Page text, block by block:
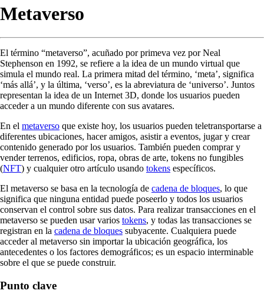
Metaverso
El término “metaverso”, acuñado por primeva vez por Neal
Stephenson en 1992, se refiere a la idea de un mundo virtual que
simula el mundo real. La primera mitad del término, ‘meta’, significa
‘más allá’, y la última, ‘verso’, es la abreviatura de ‘universo’. Juntos
representan la idea de un Internet 3D, donde los usuarios pueden
acceder a un mundo diferente con sus avatares.
En el metaverso que existe hoy, los usuarios pueden teletransportarse a
diferentes ubicaciones, hacer amigos, asistir a eventos, jugar y crear
contenido generado por los usuarios. También pueden comprar y
vender terrenos, edificios, ropa, obras de arte, tokens no fungibles
(NFT) y cualquier otro artículo usando tokens específicos.
El metaverso se basa en la tecnología de cadena de bloques, lo que
significa que ninguna entidad puede poseerlo y todos los usuarios
conservan el control sobre sus datos. Para realizar transacciones en el
metaverso se pueden usar varios tokens, y todas las transacciones se
registran en la cadena de bloques subyacente. Cualquiera puede
acceder al metaverso sin importar la ubicación geográfica, los
antecedentes o los factores demográficos; es un espacio interminable
sobre el que se puede construir.
Punto clave